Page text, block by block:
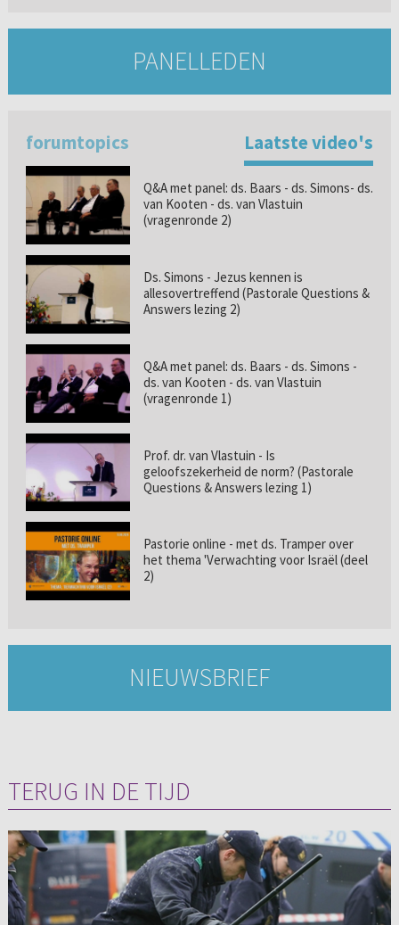
PANELLEDEN
forumtopics Laatste video's
Q&A met panel: ds. Baars - ds. Simons- ds.
van Kooten - ds. van Vlastuin
(vragenronde 2)
Ds. Simons - Jezus kennen is
allesovertreffend (Pastorale Questions &
Answers lezing 2)
Q&A met panel: ds. Baars - ds. Simons -
ds. van Kooten - ds. van Vlastuin
(vragenronde 1)
Prof. dr. van Vlastuin - Is
geloofszekerheid de norm? (Pastorale
Questions & Answers lezing 1)
Pastorie online - met ds. Tramper over
het thema 'Verwachting voor Israël (deel
2)
NIEUWSBRIEF
TERUG IN DE TIJD